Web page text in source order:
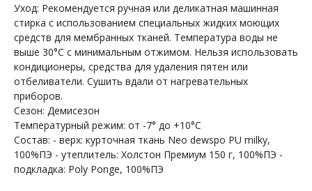
Уход: Рекомендуется ручная или деликатная машинная
стирка с использованием специальных жидких моющих
средств для мембранных тканей. Температура воды не
выше 30°С с минимальным отжимом. Нельзя использовать
кондиционеры, средства для удаления пятен или
отбеливатели. Сушить вдали от нагревательных
приборов.
Сезон: Демисезон
Температурный режим: от -7° до +10°С
Состав: - верх: курточная ткань Neo dewspo PU milky,
100%ПЭ - утеплитель: Холстон Премиум 150 г, 100%ПЭ -
подкладка: Poly Ponge, 100%ПЭ
Доставка
Условия оплаты и возврата
Рассрочка
Уход за изделиями
Каталог
О бренде
Оптовые закупки
ПОКУПАТЕЛЯМ МЕНЮ
КОНТАКТЫ
+7 964 420-94-43 Telegram
СОЦСЕТИ